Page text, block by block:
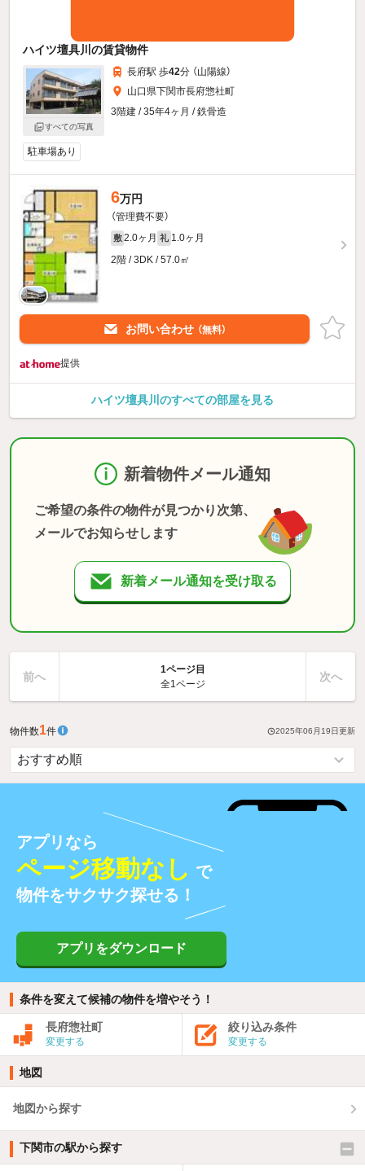
ハイツ壇具川の賃貸物件
すべての写真
長府駅 歩42分 （山陽線）
山口県下関市長府惣社町
3階建 / 35年4ヶ月 / 鉄骨造
駐車場あり
6万円
（管理費不要）
敷 2.0ヶ月 礼 1.0ヶ月
2階 / 3DK / 57.0㎡
お問い合わせ （無料）
提供
ハイツ壇具川のすべての部屋を見る
新着物件メール通知
ご希望の条件の物件が見つかり次第、
メールでお知らせします
新着メール通知を受け取る
前へ
1ページ目
全1ページ
次へ
物件数1件 2025年06月19日 更新
アプリなら
ページ移動なし で
物件をサクサク探せる！
アプリをダウンロード
条件を変えて候補の物件を増やそう！
長府惣社町
変更する
絞り込み条件
変更する
地図
地図から探す
下関市の駅から探す